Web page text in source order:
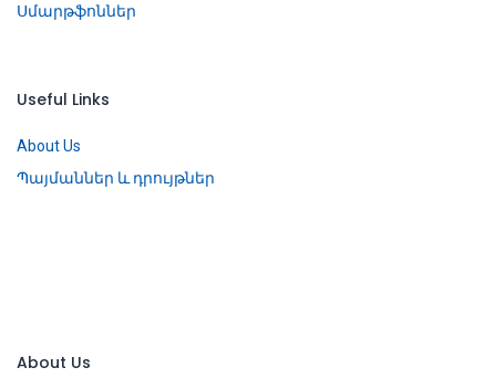
Սմարթֆոններ
Useful Links
About Us
Պայմաններ և դրույթներ
About Us